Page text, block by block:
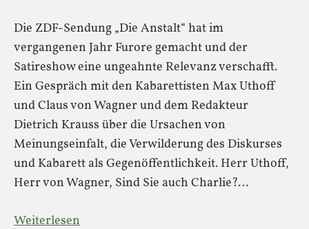
Die ZDF-Sendung „Die Anstalt“ hat im
vergangenen Jahr Furore gemacht und der
Satireshow eine ungeahnte Relevanz verschafft.
Ein Gespräch mit den Kabarettisten Max Uthoff
und Claus von Wagner und dem Redakteur
Dietrich Krauss über die Ursachen von
Meinungseinfalt, die Verwilderung des Diskurses
und Kabarett als Gegenöffentlichkeit. Herr Uthoff,
Herr von Wagner, Sind Sie auch Charlie?…
Weiterlesen